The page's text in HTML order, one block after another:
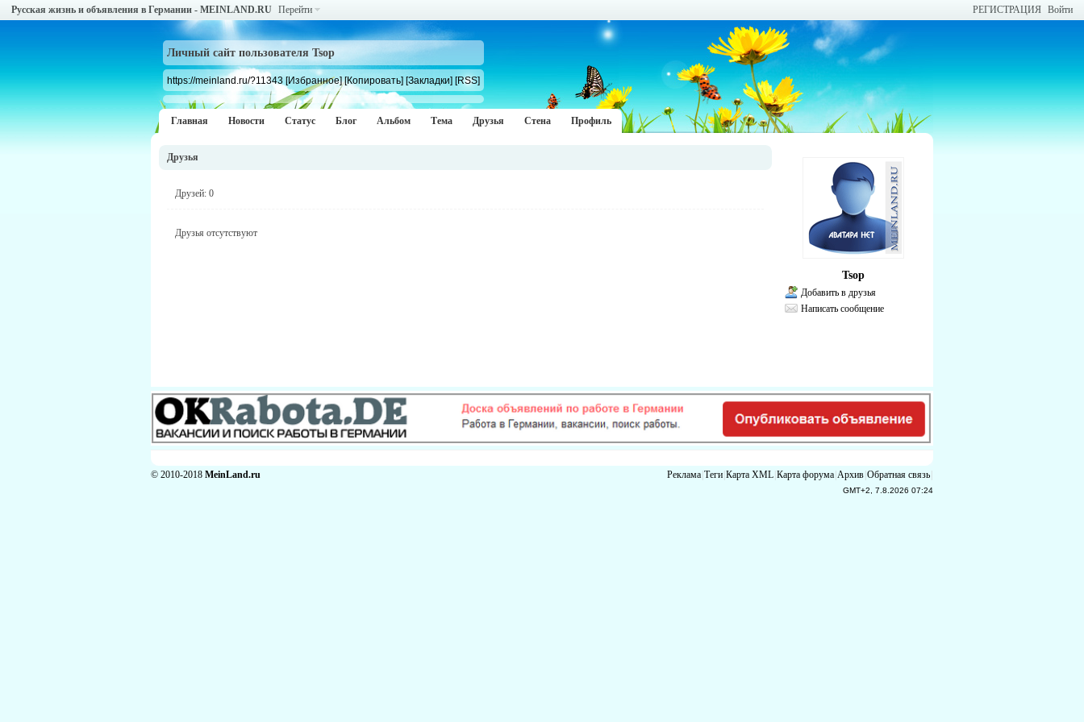
РЕГИСТРАЦИЯ Войти
Русская жизнь и объявления в Германии - MEINLAND.RU Перейти
Личный сайт пользователя Tsop
https://meinland.ru/?11343 [Избранное] [Копировать] [Закладки] [RSS]
Главная Новости Статус Блог Альбом Тема Друзья Стена Профиль
Друзья
Друзей: 0
Друзья отсутствуют
Tsop
Добавить в друзья
Написать сообщение
Реклама|Теги|Карта XML|Карта форума|Архив|Обратная связь|
GMT+2, 7.8.2026 07:24
© 2010-2018 MeinLand.ru